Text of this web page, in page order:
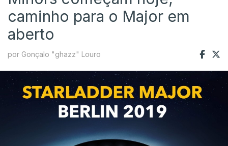
caminho para o Major em
aberto
por Gonçalo "ghazz" Louro